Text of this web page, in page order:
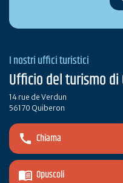
I nostri uffici turistici
Ufficio del turismo di
14 rue de Verdun
56170 Quiberon
Chiama
Opuscoli